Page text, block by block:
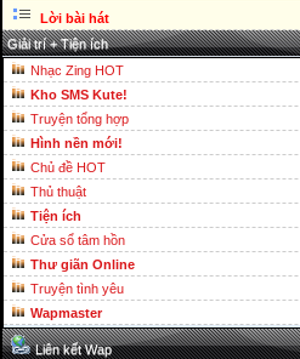
Lời bài hát
Giải trí + Tiện ích
Nhạc Zing HOT
Kho SMS Kute!
Truyện tổng hợp
Hình nền mới!
Chủ đề HOT
Thủ thuật
Tiện ích
Cửa sổ tâm hồn
Thư giãn Online
Truyện tình yêu
Wapmaster
Liên kết Wap